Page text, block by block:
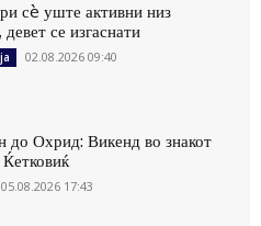
сè уште активни низ
се изгаснати
02.08.2026 09:40
до Охрид: Викенд во знакот
Ќетковиќ
05.08.2026 17:43